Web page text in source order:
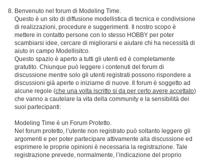
Benvenuto nel forum di Modeling Time.
Questo è un sito di diffusione modellistica di tecnica e condivisione
di realizzazioni, procedure e suggerimenti. Il nostro scopo è
mettere in contatto persone con lo stesso HOBBY per poter
scambiarsi idee, cercare di migliorarsi e aiutare chi ha necessità di
aiuto in campo Modellisitco.
Questo spazio è aperto a tutti gli utenti ed è completamente
gratutito. Chiunque può leggere i contenuti del forum di
discussione mentre solo gli utenti registrati possono rispondere a
discussioni già aperte o iniziarne di nuove. Il forum è soggetto ad
alcune regole (che una volta iscritto si da per certo avere accettato)
che vanno a cautelare la vita della community e la sensibilità dei
suoi partecipanti:
Modeling Time è un Forum Protetto.
Nel forum protetto, l’utente non registrato può soltanto leggere gli
argomenti e per poter partecipare attivamente alla discussione ed
esprimere le proprie opinioni è necessaria la registrazione. Tale
registrazione prevede, normalmente, l’indicazione del proprio